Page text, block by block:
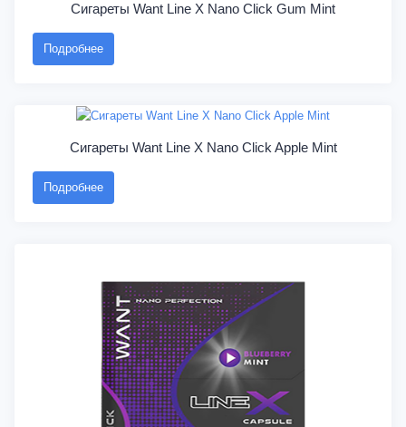
Сигареты Want Line X Nano Click Gum Mint
Подробнее
Сигареты Want Line X Nano Click Apple Mint
Подробнее